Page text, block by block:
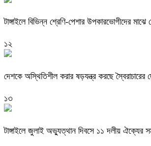
টাঙ্গাইলে বিভিন্ন শ্রেণি-পেশার উপকারভোগীদের মাঝে
১২
দেশকে অস্থিতিশীল করার ষড়যন্ত্র করছে স্বৈরাচারের
১৩
টাঙ্গাইলে জুলাই অভ্যুত্থান দিবসে ১১ দলীয় ঐক্যের